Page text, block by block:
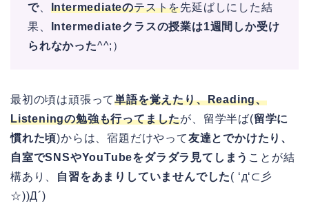
で、 Intermediateのテストを先延ばしにした結
果、
Intermediateクラスの授業は1週間しか受け
られなかった^^;）
最初の頃は頑張って単語を覚えたり、Reading、
Listeningの勉強も行ってましたが、留学半ば(留学に
慣れた頃)からは、宿題だけやって友達とでかけたり、
自室でSNSやYouTubeをダラダラ見てしまう ことが結
構あり、
自習をあまりしていませんでした( ‘д‘⊂彡
☆))Д´)